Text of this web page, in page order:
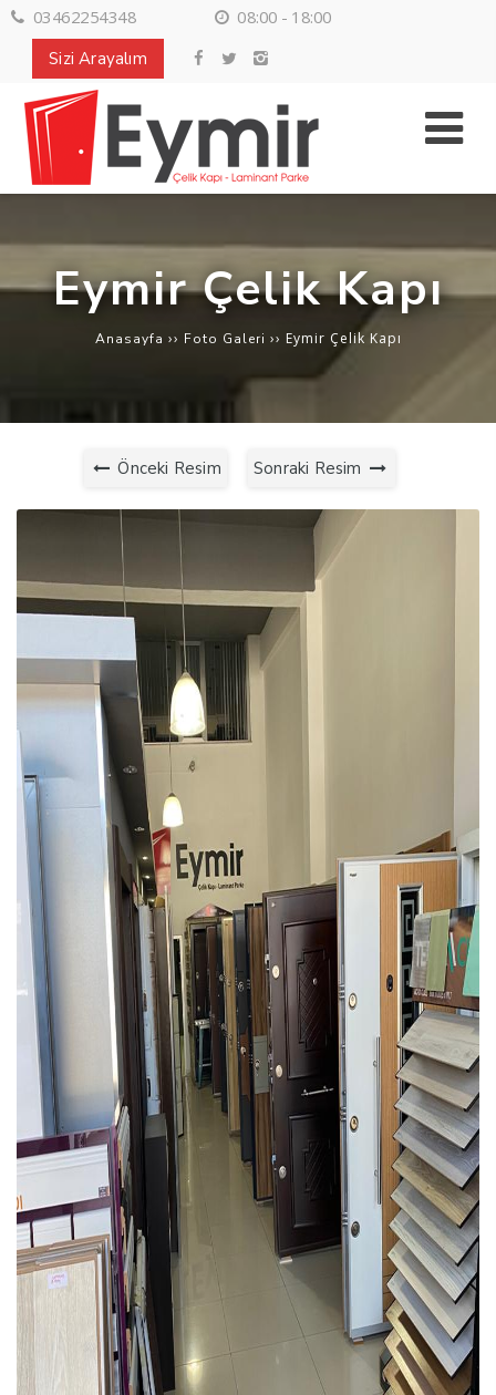
03462254348
08:00 - 18:00
Sizi Arayalım
Eymir Çelik Kapı
Anasayfa ›› Foto Galeri ›› Eymir Çelik Kapı
Önceki Resim Sonraki Resim